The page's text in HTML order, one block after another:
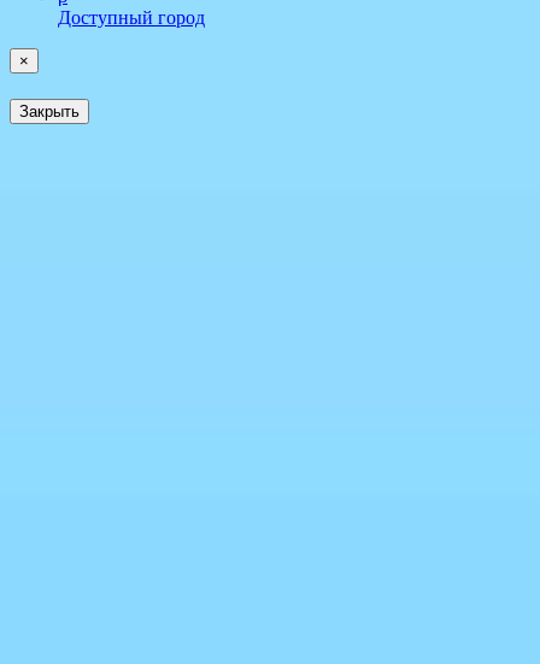
Доступный город
×
Закрыть